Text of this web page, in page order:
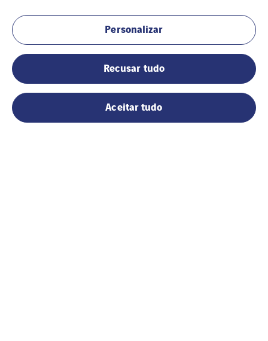
Sotécnica – Faro
Personalizar
Recusar tudo
Aceitar tudo